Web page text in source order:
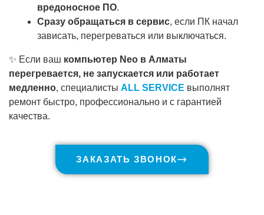
вредоносное ПО.
Сразу обращаться в сервис, если ПК начал
зависать, перегреваться или выключаться.
✨ Если ваш компьютер Neo в Алматы
перегревается, не запускается или работает
медленно, специалисты ALL SERVICE выполнят
ремонт быстро, профессионально и с гарантией
качества.
ЗАКАЗАТЬ ЗВОНОК